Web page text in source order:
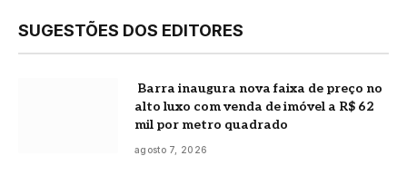
SUGESTÕES DOS EDITORES
Barra inaugura nova faixa de preço no
alto luxo com venda de imóvel a R$ 62
mil por metro quadrado
agosto 7, 2026